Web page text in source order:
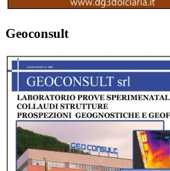
Geoconsult